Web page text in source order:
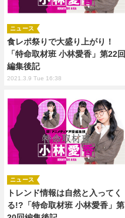
食レポ祭りで大盛り上がり！
「特命取材班 小林愛香」第22回
編集後記
ニュース
2021.3.9 Tue 16:38
トレンド情報は自然と入ってく
る!?「特命取材班 小林愛香」第
ニュース